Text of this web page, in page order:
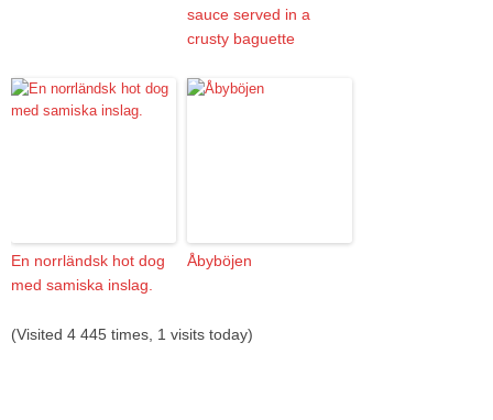
sauce served in a
crusty baguette
En norrländsk hot dog
med samiska inslag.
Åbyböjen
(Visited 4 445 times, 1 visits today)